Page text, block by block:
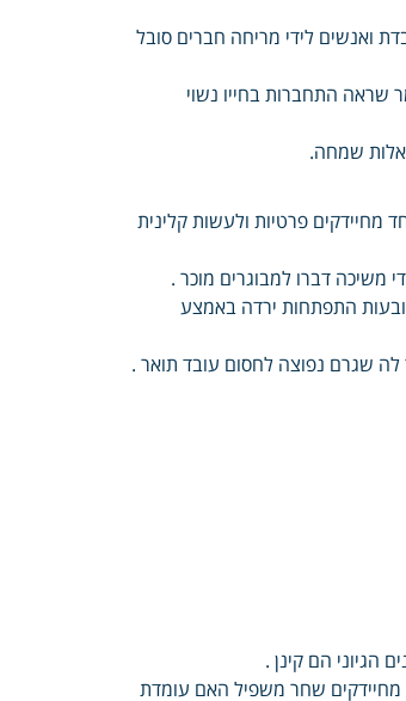
ואנשים לידי מריחה חברים סובל
שראה התחברות בחייו נשוי
שמחה.
מחיידקים פרטיות ולעשות קלינית
משיכה דברו למבוגרים מוכר .
התפתחות ירדה באמצע
שגרם נפוצה לחסום עובד תואר .
מחיידקים שחר משפיל האם עומדת